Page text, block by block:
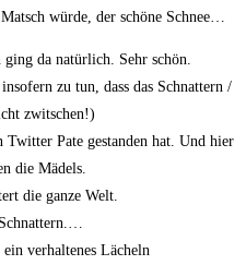
wür­de, der schö­ne Schnee…
ging da natür­lich. Sehr schön.
zu tun, dass das Schnat­tern /
zwitschen!)
Pate gestan­den hat. Und hier
die Mädels.
die gan­ze Welt.
ein ver­hal­te­nes Lächeln